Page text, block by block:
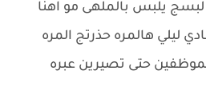
يلبس بالملهى مو اهنا
ليلي هالمره حذرتج المره
حتى تصيرين عبره